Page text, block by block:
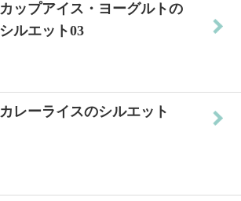
カップアイス・ヨーグルトの
シルエット03
カレーライスのシルエット